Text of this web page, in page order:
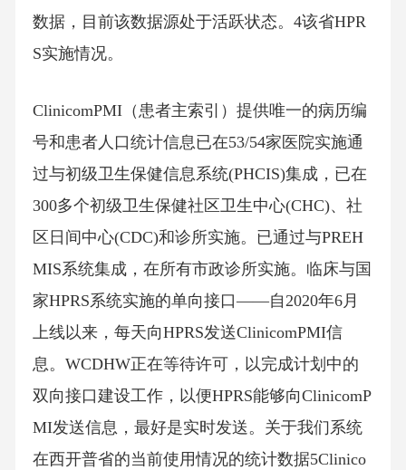
数据，目前该数据源处于活跃状态。4该省HPR
S实施情况。
ClinicomPMI（患者主索引）提供唯一的病历编
号和患者人口统计信息已在53/54家医院实施通
过与初级卫生保健信息系统(PHCIS)集成，已在
300多个初级卫生保健社区卫生中心(CHC)、社
区日间中心(CDC)和诊所实施。已通过与PREH
MIS系统集成，在所有市政诊所实施。临床与国
家HPRS系统实施的单向接口——自2020年6月
上线以来，每天向HPRS发送ClinicomPMI信
息。WCDHW正在等待许可，以完成计划中的
双向接口建设工作，以便HPRS能够向ClinicomP
MI发送信息，最好是实时发送。关于我们系统
在西开普省的当前使用情况的统计数据5Clinico